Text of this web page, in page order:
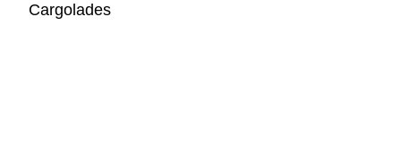
Cargolades